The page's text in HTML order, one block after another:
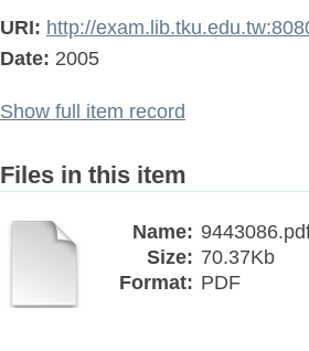
URI: http://
Date: 2005
Show full item record
Files in this item
Name:
Size: 70.37Kb
Format: PDF